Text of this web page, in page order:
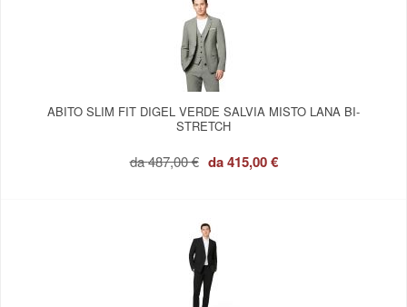
ABITO SLIM FIT DIGEL VERDE SALVIA MISTO LANA BI-
STRETCH
da487,00 € da415,00 €